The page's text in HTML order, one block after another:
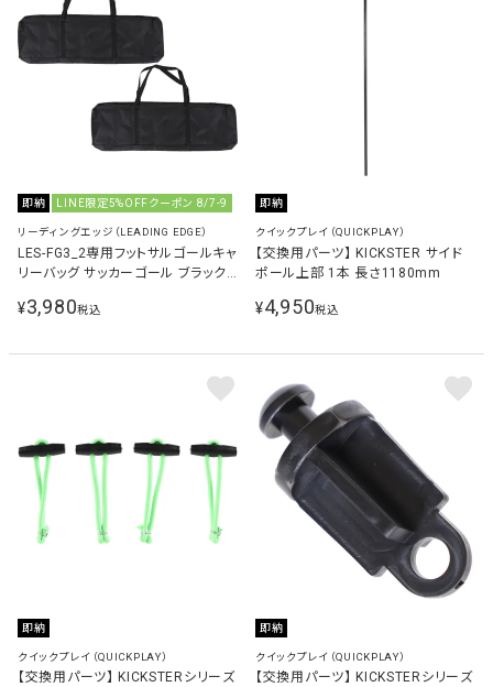
即納 LINE限定5%OFFクーポン 8/7-9
リーディングエッジ（LEADING EDGE）
LES-FG3_2専用フットサルゴールキャ
リーバッグ サッカーゴール ブラック
¥3,980税込
即納
クイックプレイ（QUICKPLAY）
【交換用パーツ】 KICKSTER サイド
ポール上部 1本 長さ1180mm
¥4,950税込
即納
クイックプレイ（QUICKPLAY）
【交換用パーツ】 KICKSTERシリーズ
即納
クイックプレイ（QUICKPLAY）
【交換用パーツ】 KICKSTERシリーズ